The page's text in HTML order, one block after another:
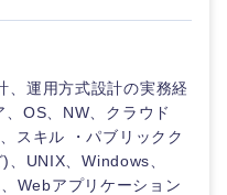
ください
ください
ください
てください
さい
、運用方式設計の実務経
OS、NW、クラウド
スキル ・パブリックク
UNIX、Windows、
Webアプリケーション